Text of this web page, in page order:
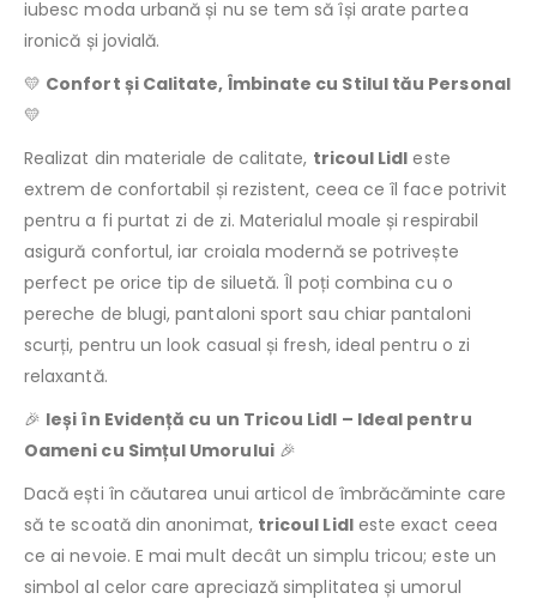
iubesc moda urbană și nu se tem să își arate partea
ironică și jovială.
💛 Confort și Calitate, Îmbinate cu Stilul tău Personal
💛
Realizat din materiale de calitate, tricoul Lidl este
extrem de confortabil și rezistent, ceea ce îl face potrivit
pentru a fi purtat zi de zi. Materialul moale și respirabil
asigură confortul, iar croiala modernă se potrivește
perfect pe orice tip de siluetă. Îl poți combina cu o
pereche de blugi, pantaloni sport sau chiar pantaloni
scurți, pentru un look casual și fresh, ideal pentru o zi
relaxantă.
🎉 Ieși în Evidență cu un Tricou Lidl – Ideal pentru
Oameni cu Simțul Umorului🎉
Dacă ești în căutarea unui articol de îmbrăcăminte care
să te scoată din anonimat, tricoul Lidleste exact ceea
ce ai nevoie. E mai mult decât un simplu tricou; este un
simbol al celor care apreciază simplitatea și umorul